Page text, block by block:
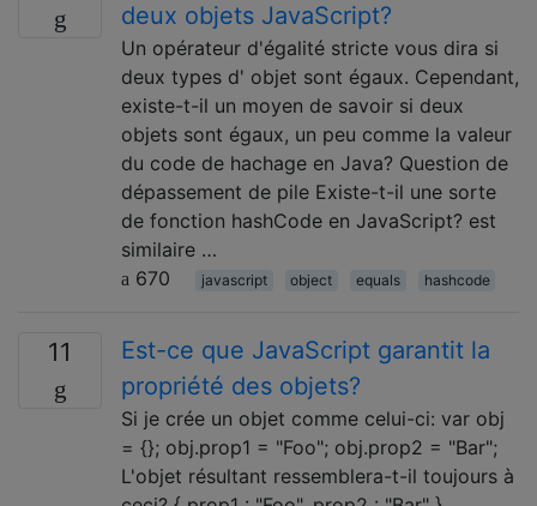
deux objets JavaScript?
Un opérateur d'égalité stricte vous dira si
deux types d' objet sont égaux. Cependant,
existe-t-il un moyen de savoir si deux
objets sont égaux, un peu comme la valeur
du code de hachage en Java? Question de
dépassement de pile Existe-t-il une sorte
de fonction hashCode en JavaScript? est
similaire …
670
javascript object equals hashcode
11
Est-ce que JavaScript garantit la
propriété des objets?
Si je crée un objet comme celui-ci: var obj
= {}; obj.prop1 = "Foo"; obj.prop2 = "Bar";
L'objet résultant ressemblera-t-il toujours à